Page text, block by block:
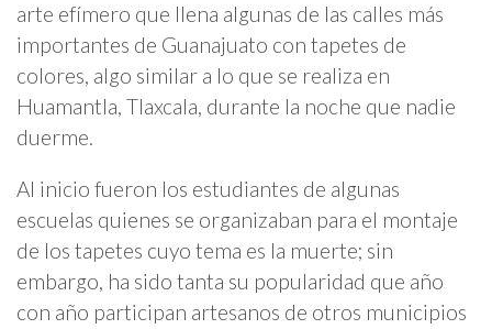
arte efímero que llena algunas de las calles más
importantes de Guanajuato con tapetes de
colores, algo similar a lo que se realiza en
Huamantla, Tlaxcala, durante la noche que nadie
duerme.
Al inicio fueron los estudiantes de algunas
escuelas quienes se organizaban para el montaje
de los tapetes cuyo tema es la muerte; sin
embargo, ha sido tanta su popularidad que año
con año participan artesanos de otros municipios